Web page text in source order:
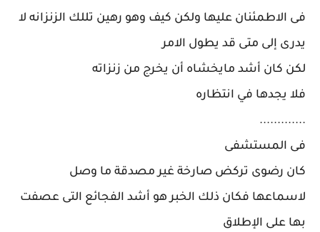
فى الاطمئنان عليها ولكن كيف وهو رهين تللك الزنزانه لا
يدرى إلى متى قد يطول الامر
لكن كان أشد مايخشاه أن يخرج من زنزاته
فلا يجدها في انتظاره
.............
فى المستشفى
كان رضوى تركض صارخة غير مصدقة ما وصل
لاسماعها فكان ذلك الخبر هو أشد الفجائع التى عصفت
بها على الإطلاق